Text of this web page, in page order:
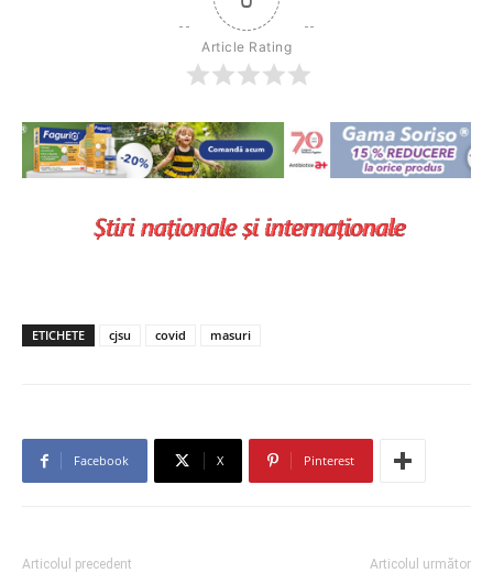
Article Rating
ETICHETE cjsu covid masuri
Facebook X Pinterest
Articolul precedent Articolul următor